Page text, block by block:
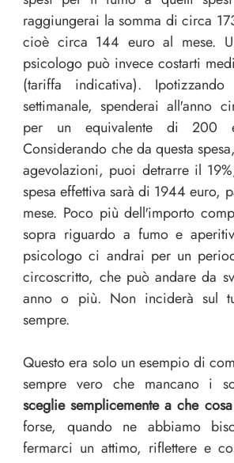
raggiungerai la somma di circa
cioè circa 144 euro al mese.
psicologo può invece costarti
(tariffa indicativa). Ipotizzando
settimanale, spenderai all′anno
per un equivalente di 200
Considerando che da questa
agevolazioni, puoi detrarre il
spesa effettiva sarà di 1944 euro,
mese. Poco più dell′importo
sopra riguardo a fumo e
psicologo ci andrai per un
circoscritto, che può andare da
anno o più. Non inciderà sul
sempre.
Questo era solo un esempio di
sempre vero che mancano i
sceglie semplicemente a che
forse, quando ne abbiamo
fermarci un attimo, riflettere e